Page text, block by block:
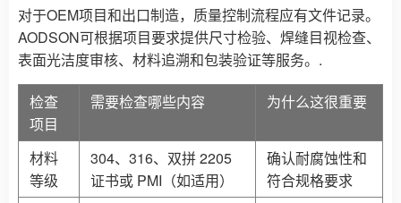
对于OEM项目和出口制造，质量控制流程应有文件记录。
AODSON可根据项目要求提供尺寸检验、焊缝目视检查、
表面光洁度审核、材料追溯和包装验证等服务。.
检查
项目
需要检查哪些内容 为什么这很重要
材料
等级
304、316、双拼 2205
证书或 PMI（如适用）
确认耐腐蚀性和
符合规格要求